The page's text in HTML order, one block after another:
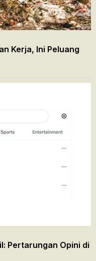
Kerja, Ini Peluang
Pertarungan Opini di